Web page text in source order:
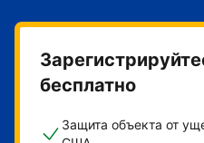
бесплатно
Защита объекта от